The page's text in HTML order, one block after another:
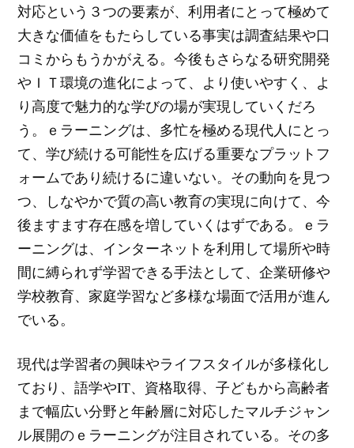
対応という３つの要素が、利用者にとって極めて
大きな価値をもたらしている事実は調査結果や口
コミからもうかがえる。今後もさらなる研究開発
やＩＴ環境の進化によって、より使いやすく、よ
り高度で魅力的な学びの場が実現していくだろ
う。ｅラーニングは、多忙を極める現代人にとっ
て、学び続ける可能性を広げる重要なプラットフ
ォームであり続けるに違いない。その動向を見つ
つ、しなやかで質の高い教育の実現に向けて、今
後ますます存在感を増していくはずである。ｅラ
ーニングは、インターネットを利用して場所や時
間に縛られず学習できる手法として、企業研修や
学校教育、家庭学習など多様な場面で活用が進ん
でいる。
現代は学習者の興味やライフスタイルが多様化し
ており、語学やIT、資格取得、子どもから高齢者
まで幅広い分野と年齢層に対応したマルチジャン
ル展開のｅラーニングが注目されている。その多